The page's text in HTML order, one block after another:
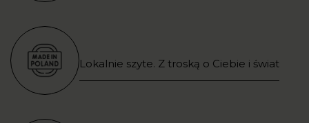
Lokalnie szyte. Z troską o Ciebie i świat